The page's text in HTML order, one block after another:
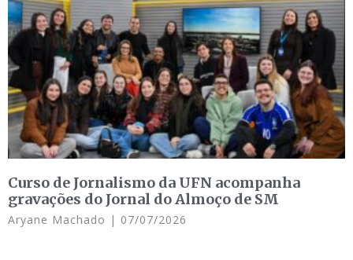
Curso de Jornalismo da UFN acompanha
gravações do Jornal do Almoço de SM
Aryane Machado 07/07/2026